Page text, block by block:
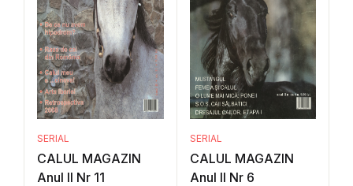
SERIAL
CALUL MAGAZIN
Anul II Nr 11
SERIAL
CALUL MAGAZIN
Anul II Nr 6